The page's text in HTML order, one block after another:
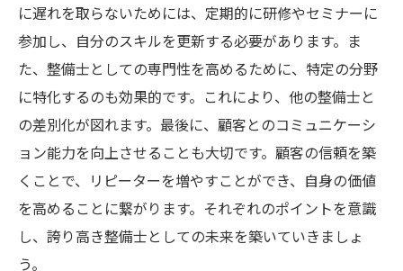
に遅れを取らないためには、定期的に研修やセミナーに
参加し、自分のスキルを更新する必要があります。ま
た、整備士としての専門性を高めるために、特定の分野
に特化するのも効果的です。これにより、他の整備士と
の差別化が図れます。最後に、顧客とのコミュニケーシ
ョン能力を向上させることも大切です。顧客の信頼を築
くことで、リピーターを増やすことができ、自身の価値
を高めることに繋がります。それぞれのポイントを意識
し、誇り高き整備士としての未来を築いていきましょ
う。